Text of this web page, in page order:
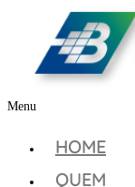
Menu
HOME
QUEM